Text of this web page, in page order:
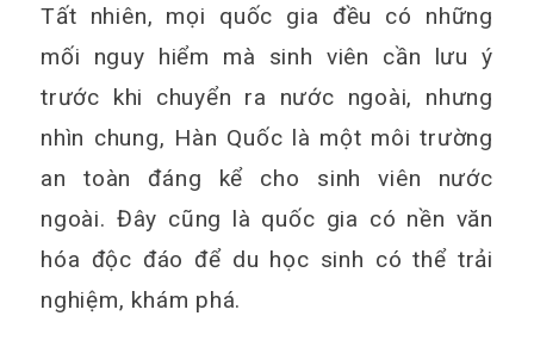
Tất nhiên, mọi quốc gia đều có những
mối nguy hiểm mà sinh viên cần lưu ý
trước khi chuyển ra nước ngoài, nhưng
nhìn chung, Hàn Quốc là một môi trường
an toàn đáng kể cho sinh viên nước
ngoài. Đây cũng là quốc gia có nền văn
hóa độc đáo để du học sinh có thể trải
nghiệm, khám phá.